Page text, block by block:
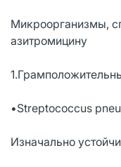
Микроорганизмы,
азитромицину
•Streptococcus
Изначально